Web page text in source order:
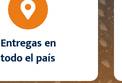
Entregas en
todoel país